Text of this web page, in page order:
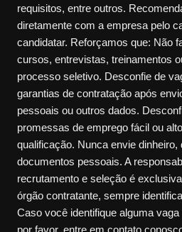
requisitos, entre outros.
diretamente com a empresa pelo
candidatar. Reforçamos que: Não
cursos, entrevistas, treinamentos
processo seletivo. Desconfie de
garantias de contratação após
pessoais ou outros dados.
promessas de emprego fácil ou
qualificação. Nunca envie
documentos pessoais. A
recrutamento e seleção é
órgão contratante, sempre
Caso você identifique alguma
por favor, entre em contato